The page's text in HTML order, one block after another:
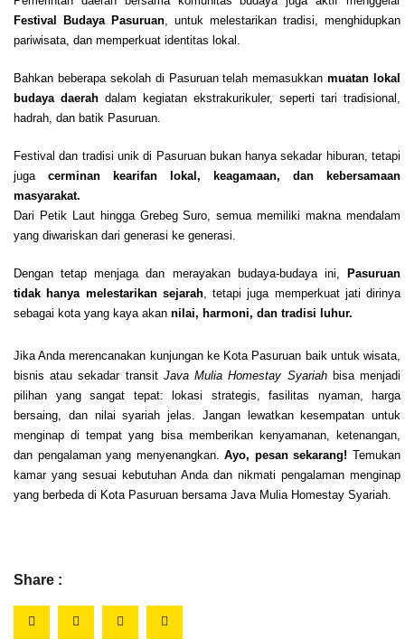
Festival Budaya Pasuruan , untuk melestarikan tradisi, menghidupkan
pariwisata, dan memperkuat identitas lokal.
Bahkan beberapa sekolah di Pasuruan telah memasukkanmuatan lokal
budaya daerah dalam kegiatan ekstrakurikuler, seperti tari tradisional,
hadrah, dan batik Pasuruan.
Festival dan tradisi unik di Pasuruan bukan hanya sekadar hiburan, tetapi
juga cerminan kearifan lokal, keagamaan, dan kebersamaan
masyarakat.
Dari Petik Laut hingga Grebeg Suro, semua memiliki makna mendalam
yang diwariskan dari generasi ke generasi.
Dengan tetap menjaga dan merayakan budaya-budaya ini, Pasuruan
tidak hanya melestarikan sejarah, tetapi juga memperkuat jati dirinya
sebagai kota yang kaya akan nilai, harmoni, dan tradisi luhur.
Jika Anda merencanakan kunjungan ke Kota Pasuruan baik untuk wisata,
bisnis atau sekadar transit Java Mulia Homestay Syariahbisa menjadi
pilihan yang sangat tepat: lokasi strategis, fasilitas nyaman, harga
bersaing, dan nilai syariah jelas. Jangan lewatkan kesempatan untuk
menginap di tempat yang bisa memberikan kenyamanan, ketenangan,
dan pengalaman yang menyenangkan.Ayo, pesan sekarang! Temukan
kamar yang sesuai kebutuhan Anda dan nikmati pengalaman menginap
yang berbeda di Kota Pasuruan bersama Java Mulia Homestay Syariah.
Share :